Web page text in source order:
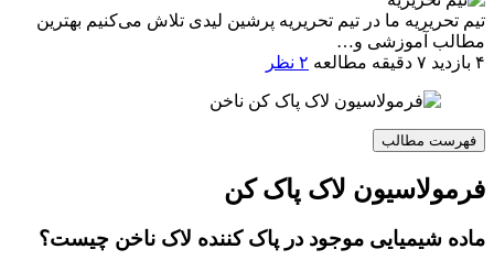
تیم تحریریه ما در تیم تحریریه پرشین لیدی تلاش می‌کنیم بهترین
مطالب آموزشی و…
۴ بازدید
۷ دقیقه مطالعه ۲ نظر
فهرست مطالب
فرمولاسیون لاک پاک کن
ماده شیمیایی موجود در پاک کننده لاک ناخن چیست؟